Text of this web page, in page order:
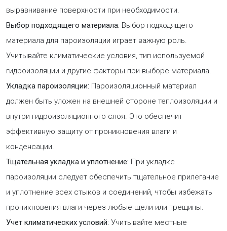
выравнивание поверхности при необходимости.
Выбор подходящего материала: Выбор подходящего
материала для пароизоляции играет важную роль.
Учитывайте климатические условия, тип используемой
гидроизоляции и другие факторы при выборе материала.
Укладка пароизоляции: Пароизоляционный материал
должен быть уложен на внешней стороне теплоизоляции и
внутри гидроизоляционного слоя. Это обеспечит
эффективную защиту от проникновения влаги и
конденсации.
Тщательная укладка и уплотнение: При укладке
пароизоляции следует обеспечить тщательное прилегание
и уплотнение всех стыков и соединений, чтобы избежать
проникновения влаги через любые щели или трещины.
Учет климатических условий: Учитывайте местные